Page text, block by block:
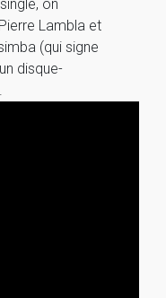
on
Lambla et
(qui signe
disque-